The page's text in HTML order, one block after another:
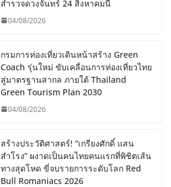
สำรวจดวงจันทร์ 24 สิงหาคมนี้
04/08/2026
กรมการท่องเที่ยวเดินหน้าสร้าง Green
Coach รุ่นใหม่ ขับเคลื่อนการท่องเที่ยวไทย
สู่มาตรฐานสากล ภายใต้ Thailand
Green Tourism Plan 2030
04/08/2026
สร้างประวัติศาสตร์! “เกรียงศักดิ์ แสน
สำโรง” ผงาดเป็นคนไทยคนแรกที่พิชิตเส้น
ทางสุดโหด ขี่จบรายการระดับโลก Red
Bull Romaniacs 2026